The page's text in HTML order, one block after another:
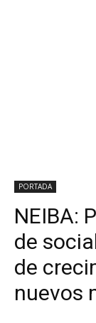
PORTADA
NEIBA:
de
de
nuevos